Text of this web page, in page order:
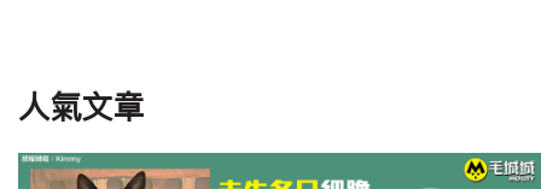
人氣文章